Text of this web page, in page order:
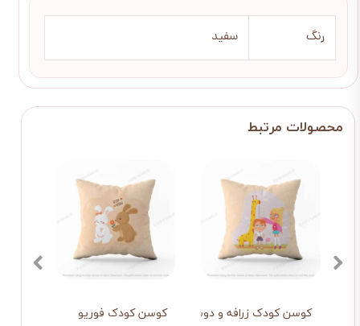
رنگ سفید
کوسن کودک فوریو کوسن کودک زرافه و دوستان